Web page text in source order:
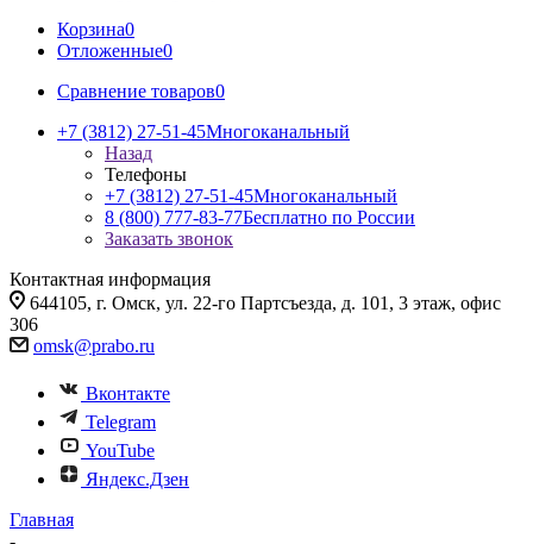
Корзина0
Отложенные0
Сравнение товаров0
+7 (3812) 27-51-45Многоканальный
Назад
Телефоны
+7 (3812) 27-51-45Многоканальный
8 (800) 777-83-77Бесплатно по России
Заказать звонок
Контактная информация
644105, г. Омск, ул. 22-го Партсъезда, д. 101, 3 этаж, офис
306
omsk@prabo.ru
Вконтакте
Telegram
YouTube
Яндекс.Дзен
Главная